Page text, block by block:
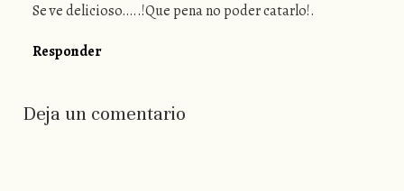
Se ve delicioso…..!Que pena no poder catarlo!.
Responder
Deja un comentario